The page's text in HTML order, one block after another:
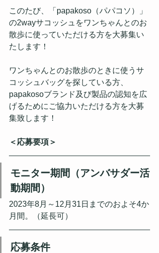
このたび、「papakoso（パパコソ）」
の2wayサコッシュをワンちゃんとのお
散歩に使っていただける方を大募集い
たします！
ワンちゃんとのお散歩のときに使うサ
コッシュバッグを探している方、
papakosoブランド及び製品の認知を広
げるために​ご協力いただける方を大募
集致します！
＜応募要項＞
モニター期間（アンバサダー活
動期間）
2023年8月～12月31日までのおよそ4か
月間。（延長可）
応募条件